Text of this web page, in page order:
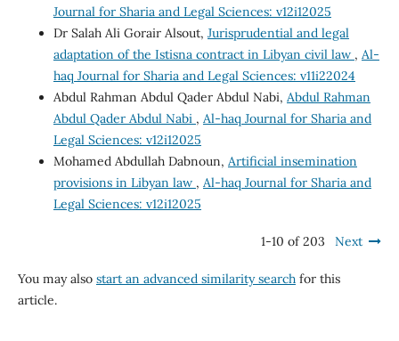
Journal for Sharia and Legal Sciences: v12i12025
Dr Salah Ali Gorair Alsout, Jurisprudential and legal
adaptation of the Istisna contract in Libyan civil law , Al-
haq Journal for Sharia and Legal Sciences: v11i22024
Abdul Rahman Abdul Qader Abdul Nabi, Abdul Rahman
Abdul Qader Abdul Nabi , Al-haq Journal for Sharia and
Legal Sciences: v12i12025
Mohamed Abdullah Dabnoun, Artificial insemination
provisions in Libyan law , Al-haq Journal for Sharia and
Legal Sciences: v12i12025
1-10 of 203 Next
You may also start an advanced similarity searchfor this
article.